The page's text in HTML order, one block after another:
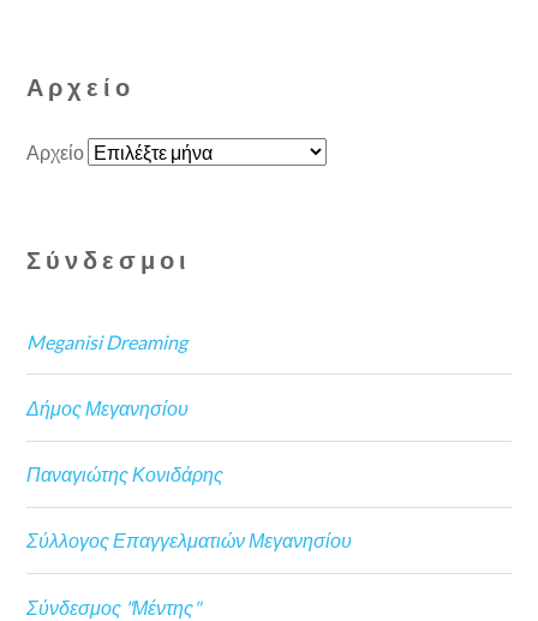
Αρχείο
Αρχείο
Σύνδεσμοι
Meganisi Dreaming
Δήμος Μεγανησίου
Παναγιώτης Κονιδάρης
Σύλλογος Επαγγελματιών Μεγανησίου
Σύνδεσμος "Μέντης"